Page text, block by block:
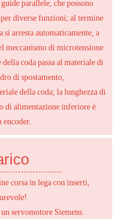
parallele, che possono
diverse funzioni; al termine
arresta automaticamente, a
meccanismo di microtensione
coda passa al materiale di
di spostamento,
della coda; la lunghezza di
di alimentazione inferiore è
corsa in lega con inserti,
servomotore Siemens.